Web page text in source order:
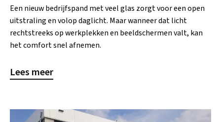
Een nieuw bedrijfspand met veel glas zorgt voor een open
uitstraling en volop daglicht. Maar wanneer dat licht
rechtstreeks op werkplekken en beeldschermen valt, kan
het comfort snel afnemen.
Lees meer